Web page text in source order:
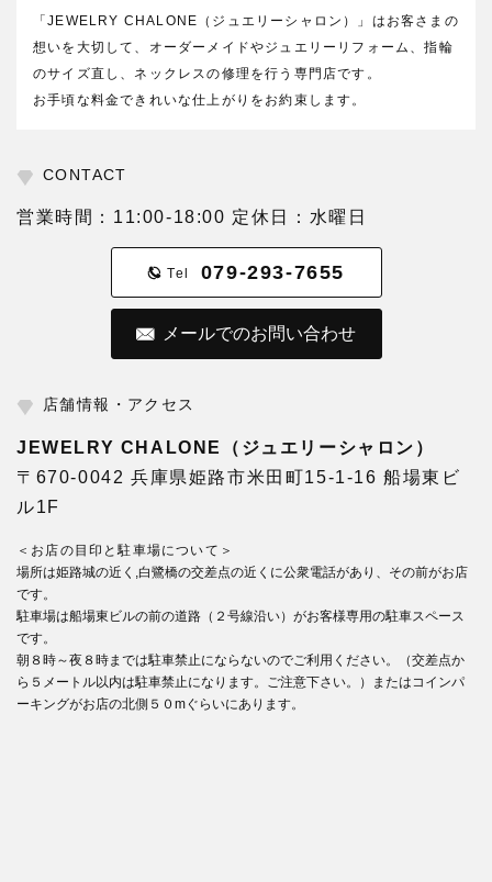
「JEWELRY CHALONE（ジュエリーシャロン）」はお客さまの
想いを大切して、オーダーメイドやジュエリーリフォーム、指輪
のサイズ直し、ネックレスの修理を行う専門店です。
お手頃な料金できれいな仕上がりをお約束します。
CONTACT
営業時間：11:00-18:00 定休日：水曜日
Tel 079-293-7655
メールでのお問い合わせ
店舗情報・アクセス
JEWELRY CHALONE（ジュエリーシャロン）
〒670-0042 兵庫県姫路市米田町15-1-16 船場東ビ
ル1F
＜お店の目印と駐車場について＞
場所は姫路城の近く,白鷺橋の交差点の近くに公衆電話があり、その前がお店
です。
駐車場は船場東ビルの前の道路（２号線沿い）がお客様専用の駐車スペース
です。
朝８時～夜８時までは駐車禁止にならないのでご利用ください。（交差点か
ら５メートル以内は駐車禁止になります。ご注意下さい。）またはコインパ
ーキングがお店の北側５０mぐらいにあります。